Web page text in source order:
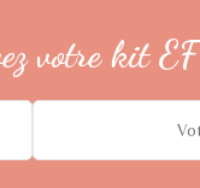
votre kit